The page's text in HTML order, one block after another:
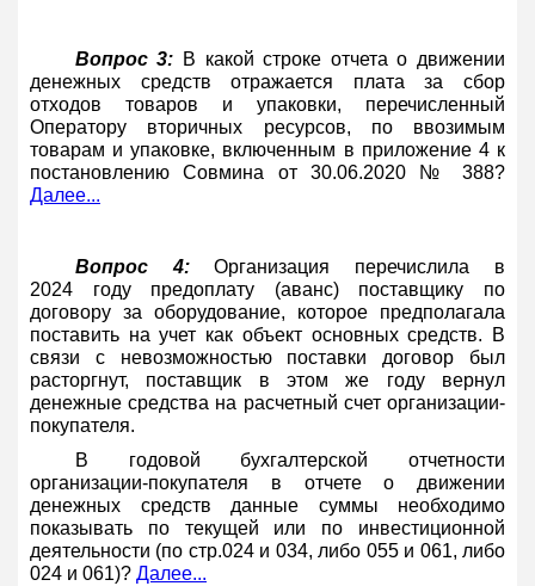
Вопрос 3: В какой строке отчета о движении
денежных средств отражается плата за сбор
отходов товаров и упаковки, перечисленный
Оператору вторичных ресурсов, по ввозимым
товарам и упаковке, включенным в приложение 4 к
постановлению Совмина от 30.06.2020 № 388?
Далее...
Вопрос 4:Организация перечислила в
2024 году предоплату (аванс) поставщику по
договору за оборудование, которое предполагала
поставить на учет как объект основных средств. В
связи с невозможностью поставки договор был
расторгнут, поставщик в этом же году вернул
денежные средства на расчетный счет организации-
покупателя.
В годовой бухгалтерской отчетности
организации-покупателя в отчете о движении
денежных средств данные суммы необходимо
показывать по текущей или по инвестиционной
деятельности (по стр.024 и 034, либо 055 и 061, либо
024 и 061)? Далее...